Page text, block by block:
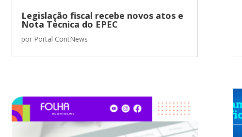
Legislação fiscal recebe novos atos e
Nota Técnica do EPEC
por Portal ContNews